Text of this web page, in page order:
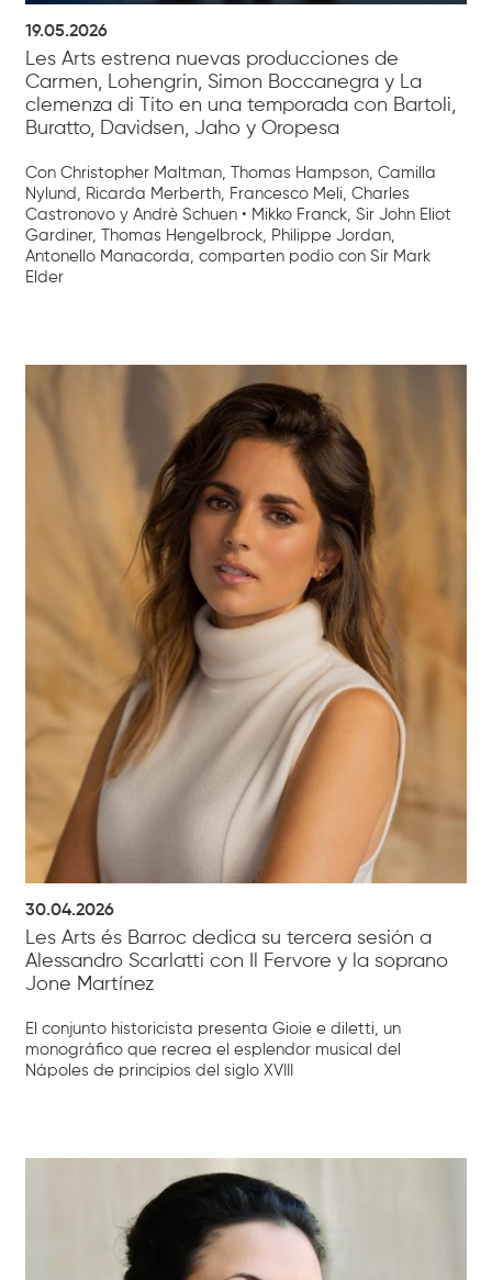
19.05.2026
Les Arts estrena nuevas producciones de
Carmen, Lohengrin, Simon Boccanegra y La
clemenza di Tito en una temporada con Bartoli,
Buratto, Davidsen, Jaho y Oropesa
Con Christopher Maltman, Thomas Hampson, Camilla
Nylund, Ricarda Merberth, Francesco Meli, Charles
Castronovo y Andrè Schuen • Mikko Franck, Sir John Eliot
Gardiner, Thomas Hengelbrock, Philippe Jordan,
Antonello Manacorda, comparten podio con Sir Mark
Elder
30.04.2026
Les Arts és Barroc dedica su tercera sesión a
Alessandro Scarlatti con Il Fervore y la soprano
Jone Martínez
El conjunto historicista presenta Gioie e diletti, un
monográfico que recrea el esplendor musical del
Nápoles de principios del siglo XVIII